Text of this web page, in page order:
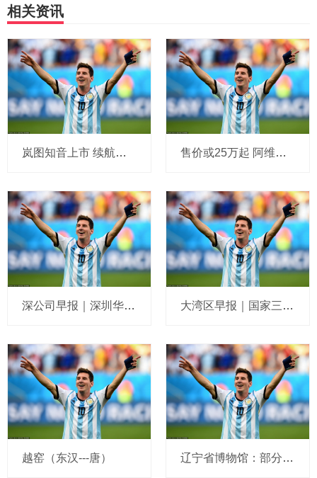
相关资讯
岚图知音上市 续航最高901km 限量价17.99万起 售价或25万起 阿维塔12增程版将10月15日开启预售 纯电续航201km
深公司早报｜深圳华强17天16板再发异常波动公告；*ST和科摘帽；传音控股财务负责人被留置立案；安车 大湾区早报｜国家三部门拟允许在深圳等地设立外商独资医院；深圳：汽车报废更新补贴力度进一步提高 补贴标
越窑（东汉---唐） 辽宁省博物馆：部分明清瓷器欣赏